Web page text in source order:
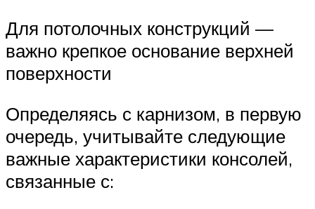
Для потолочных конструкций —
важно крепкое основание верхней
поверхности
Определяясь с карнизом, в первую
очередь, учитывайте следующие
важные характеристики консолей,
связанные с: